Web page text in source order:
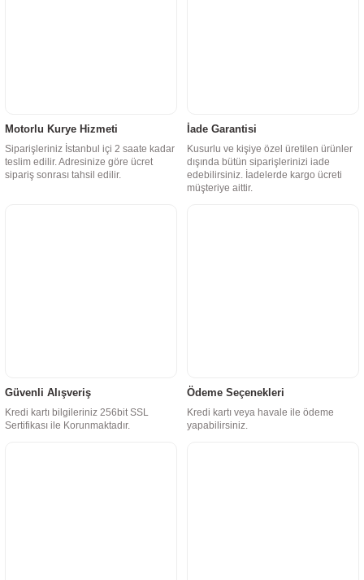
Motorlu Kurye Hizmeti
Siparişleriniz İstanbul içi 2 saate kadar
teslim edilir. Adresinize göre ücret
sipariş sonrası tahsil edilir.
İade Garantisi
Kusurlu ve kişiye özel üretilen ürünler
dışında bütün siparişlerinizi iade
edebilirsiniz. İadelerde kargo ücreti
müşteriye aittir.
Güvenli Alışveriş
Kredi kartı bilgileriniz 256bit SSL
Sertifikası ile Korunmaktadır.
Ödeme Seçenekleri
Kredi kartı veya havale ile ödeme
yapabilirsiniz.